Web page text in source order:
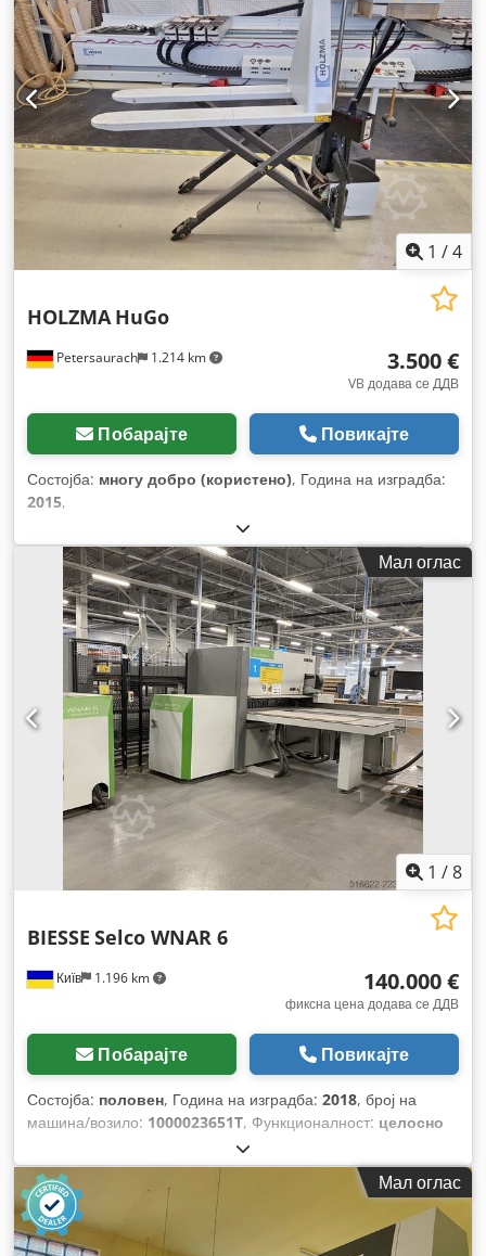
1 /4
Petersaurach 1.214 km
HOLZMA HuGo
3.500 €
VB додава се ДДВ
Побарајте Повикајте
Состојба: многу добро (користено), Година на изградба:
2015,
Мал оглас
1 /8
Київ 1.196 km
BIESSE Selco WNAR 6
140.000 €
фиксна цена додава се ДДВ
Побарајте Повикајте
Состојба: половен, Година на изградба: 2018, број на
машина/возило: 1000023651T, Функционалност: целосно
50 kW (67,98 коњски сили)
фреквенција:50 Hz, максимална висина на сечење:95 мм,
максимална ширина на сечење:
, Опрема:
документација / прирачник
Мал оглас